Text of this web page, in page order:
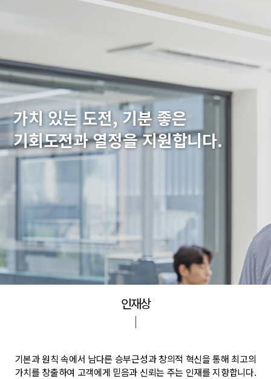
가치 있는 도전, 기분 좋은
기회도전과 열정을 지원합니다.
인재상
기본과 원칙 속에서 남다른 승부근성과 창의적 혁신을 통해 최고의
가치를 창출하여 고객에게 믿음과 신뢰는 주는 인재를 지향합니다.